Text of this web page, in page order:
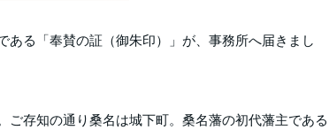
る「奉賛の証（御朱印）」が、事務所へ届きまし
存知の通り桑名は城下町。桑名藩の初代藩主である